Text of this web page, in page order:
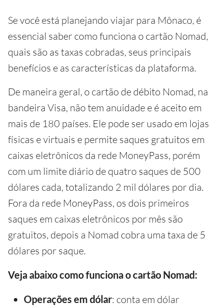
Se você está planejando viajar para Mônaco, é
essencial saber como funciona o cartão Nomad,
quais são as taxas cobradas, seus principais
benefícios e as características da plataforma.
De maneira geral, o cartão de débito Nomad, na
bandeira Visa, não tem anuidade e é aceito em
mais de 180 países. Ele pode ser usado em lojas
físicas e virtuais e permite saques gratuitos em
caixas eletrônicos da rede MoneyPass, porém
com um limite diário de quatro saques de 500
dólares cada, totalizando 2 mil dólares por dia.
Fora da rede MoneyPass, os dois primeiros
saques em caixas eletrônicos por mês são
gratuitos, depois a Nomad cobra uma taxa de 5
dólares por saque.
Veja abaixo como funciona o cartão Nomad:
Operações em dólar: conta em dólar